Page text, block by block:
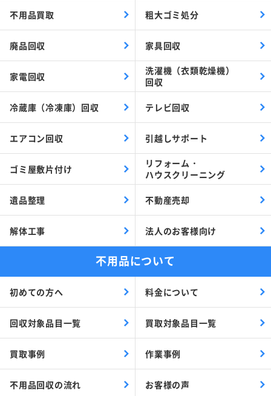
不用品買取 粗大ゴミ処分
廃品回収 家具回収
家電回収
洗濯機（衣類乾燥機）
回収
冷蔵庫（冷凍庫）回収 テレビ回収
エアコン回収 引越しサポート
ゴミ屋敷片付け
リフォーム・
ハウスクリーニング
遺品整理 不動産売却
解体工事 法人のお客様向け
不用品について
初めての方へ 料金について
回収対象品目一覧 買取対象品目一覧
買取事例 作業事例
不用品回収の流れ お客様の声